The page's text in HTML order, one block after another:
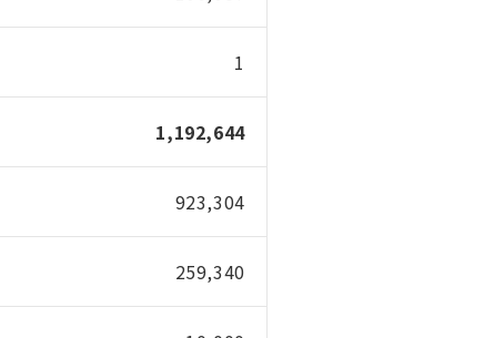
1
1,192,644
923,304
259,340